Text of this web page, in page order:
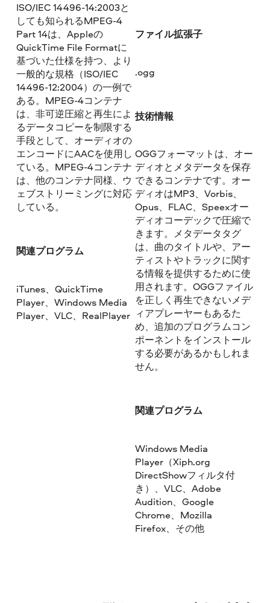
ISO/IEC 14496-14:2003と
しても知られるMPEG-4
Part 14は、Appleの
QuickTime File Formatに
基づいた仕様を持つ、より
一般的な規格（ISO/IEC
14496-12:2004）の一例で
ある。MPEG-4コンテナ
は、非可逆圧縮と再生によ
るデータコピーを制限する
手段として、オーディオの
エンコードにAACを使用し
ている。MPEG-4コンテナ
は、他のコンテナ同様、ウ
ェブストリーミングに対応
している。
関連プログラム
iTunes、QuickTime
Player、Windows Media
Player、VLC、RealPlayer
ファイル拡張子
.ogg
技術情報
OGGフォーマットは、オー
ディオとメタデータを保存
できるコンテナです。オー
ディオはMP3、Vorbis、
Opus、FLAC、Speexオー
ディオコーデックで圧縮で
きます。メタデータタグ
は、曲のタイトルや、アー
ティストやトラックに関す
る情報を提供するために使
用されます。OGGファイル
を正しく再生できないメデ
ィアプレーヤーもあるた
め、追加のプログラムコン
ポーネントをインストール
する必要があるかもしれま
せん。
関連プログラム
Windows Media
Player（Xiph.org
DirectShowフィルタ付
き）、VLC、Adobe
Audition、Google
Chrome、Mozilla
Firefox、その他